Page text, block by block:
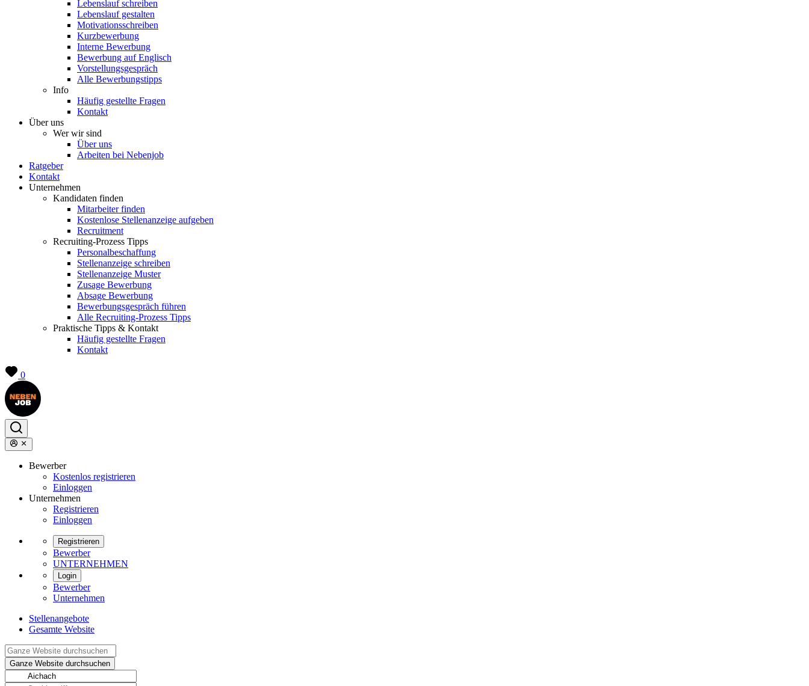
Lebenslauf schreiben
Lebenslauf gestalten
Motivationsschreiben
Kurzbewerbung
Interne Bewerbung
Bewerbung auf Englisch
Vorstellungsgespräch
Alle Bewerbungstipps
Info
Häufig gestellte Fragen
Kontakt
Über uns
Wer wir sind
Über uns
Arbeiten bei Nebenjob
Ratgeber
Kontakt
Unternehmen
Kandidaten finden
Mitarbeiter finden
Kostenlose Stellenanzeige aufgeben
Recruitment
Recruiting-Prozess Tipps
Personalbeschaffung
Stellenanzeige schreiben
Stellenanzeige Muster
Zusage Bewerbung
Absage Bewerbung
Bewerbungsgespräch führen
Alle Recruiting-Prozess Tipps
Praktische Tipps & Kontakt
Häufig gestellte Fragen
Kontakt
0
Bewerber
Kostenlos registrieren
Einloggen
Unternehmen
Registrieren
Einloggen
Registrieren
Bewerber
UNTERNEHMEN
Login
Bewerber
Unternehmen
Stellenangebote
Gesamte Website